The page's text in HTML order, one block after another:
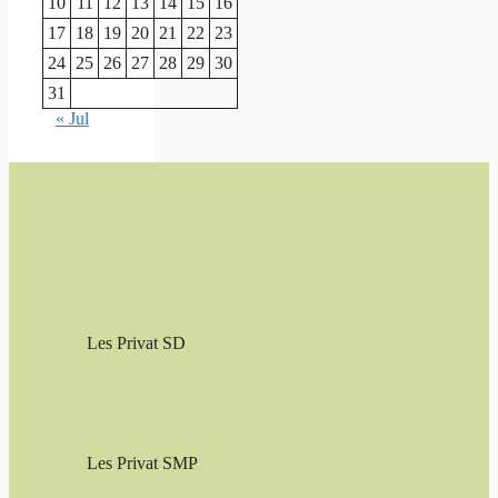
17 18 19 20 21 22
23
24 25 26 27 28 29 30
31
« Jul
Les Privat SD
Les Privat SMP